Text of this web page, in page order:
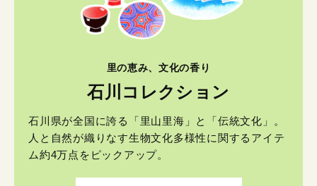
里の恵み、文化の香り
石川コレクション
石川県が全国に誇る「里山里海」と「伝統文化」。
人と自然が織りなす生物文化多様性に関するアイテ
ム約4万点をピックアップ。